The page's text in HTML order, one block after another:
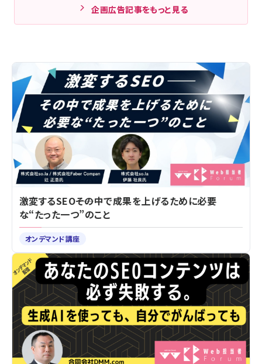
企画広告記事をもっと見る
激変するSEO――その中で成果を上げるために必要
な“たった一つ”のこと
オンデマンド講座